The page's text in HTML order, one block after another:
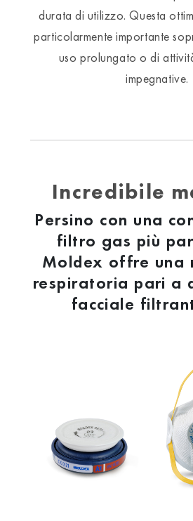
durata di utilizzo. Questa
particolarmente importante
uso prolungato o di
impegnative.
Incredibile
Persino con una
filtro gas più
Moldex offre una
respiratoria pari a
facciale